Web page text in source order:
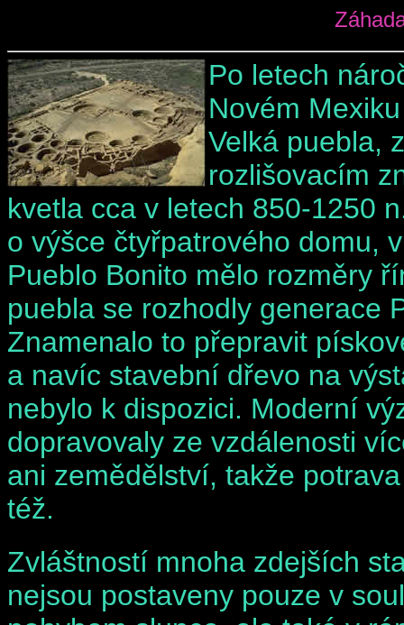
Po letech
Novém
Velká puebla,
rozlišovacím
kvetla cca v letech 850-1250
o výšce čtyřpatrového domu,
Pueblo Bonito mělo rozměry
puebla se rozhodly generace
Znamenalo to přepravit
a navíc stavební dřevo na
nebylo k dispozici. Moderní
dopravovaly ze vzdálenosti
ani zemědělství, takže
též.
Zvláštností mnoha zdejších
nejsou postaveny pouze v